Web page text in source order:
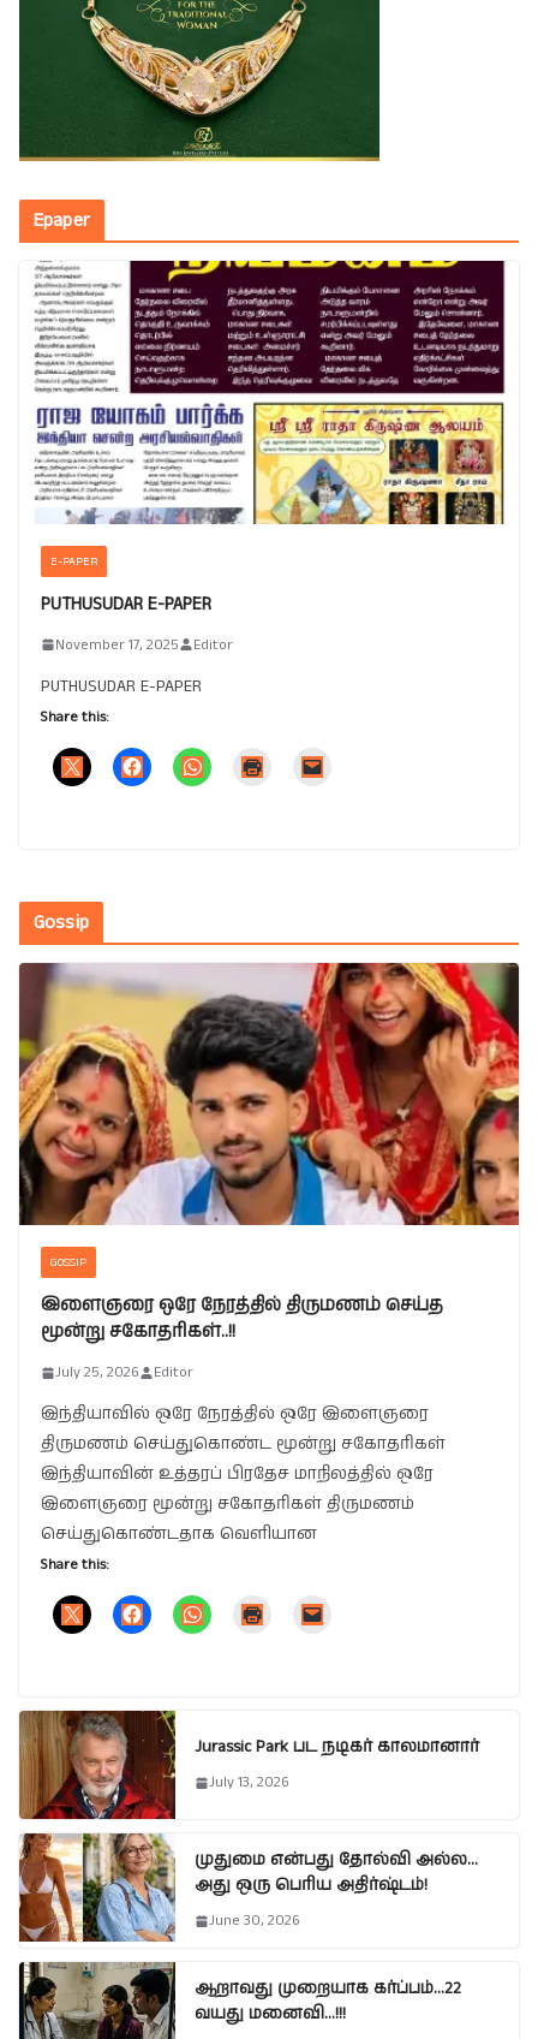
Epaper
E-PAPER
PUTHUSUDAR E-PAPER
November 17, 2025 Editor
PUTHUSUDAR E-PAPER
Share this:
Gossip
GOSSIP
இளைஞரை ஒரே நேரத்தில் திருமணம் செய்த
மூன்று சகோதரிகள்..!!
July 25, 2026 Editor
இந்தியாவில் ஒரே நேரத்தில் ஒரே இளைஞரை
திருமணம் செய்துகொண்ட மூன்று சகோதரிகள்
இந்தியாவின் உத்தரப் பிரதேச மாநிலத்தில் ஒரே
இளைஞரை மூன்று சகோதரிகள் திருமணம்
செய்துகொண்டதாக வெளியான
Share this:
Jurassic Park பட நடிகர் காலமானார்
July 13, 2026
முதுமை என்பது தோல்வி அல்ல…
அது ஒரு பெரிய அதிர்ஷ்டம்!
June 30, 2026
ஆறாவது முறையாக கர்ப்பம்…22
வயது மனைவி…!!!